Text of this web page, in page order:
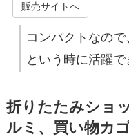
販売サイトへ
コンパクトなの
という時に活躍
折りたたみショ
ルミ、買い物カゴ